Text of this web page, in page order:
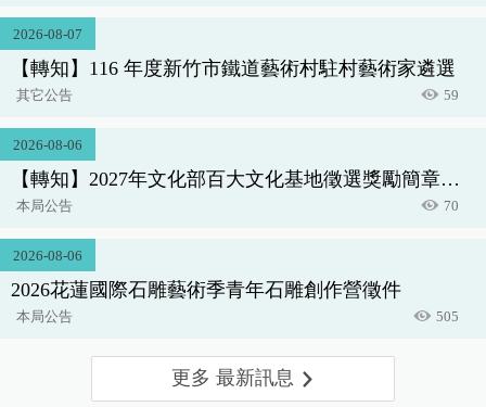
其它公告
2026-08-07
59
【轉知】116 年度新竹市鐵道藝術村駐村藝術家遴選
本局公告
2026-08-06
70
【轉知】2027年文化部百大文化基地徵選獎勵簡章，
歡迎踴躍報名~
本局公告
2026-08-06
505
2026花蓮國際石雕藝術季青年石雕創作營徵件
更多 最新訊息